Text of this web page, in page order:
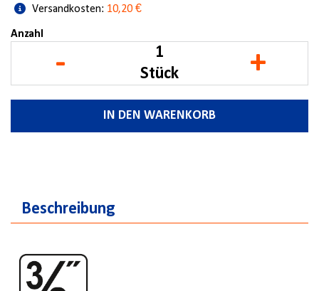
Versandkosten: 10,20 €
Anzahl
- Stück +
IN DEN WARENKORB
Beschreibung